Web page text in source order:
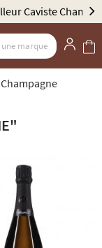
& Millau